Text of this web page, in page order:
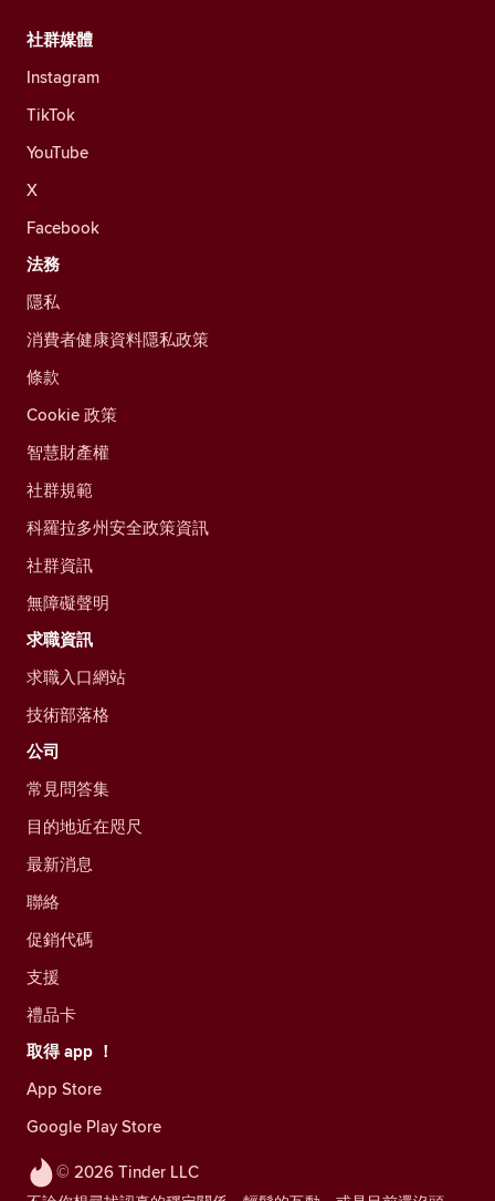
© 2026 Tinder LLC
社群媒體
Instagram
TikTok
YouTube
X
Facebook
法務
隱私
消費者健康資料隱私政策
條款
Cookie 政策
智慧財產權
社群規範
科羅拉多州安全政策資訊
社群資訊
無障礙聲明
求職資訊
求職入口網站
技術部落格
公司
常見問答集
目的地近在咫尺
最新消息
聯絡
促銷代碼
支援
禮品卡
取得 app ！
App Store
Google Play Store